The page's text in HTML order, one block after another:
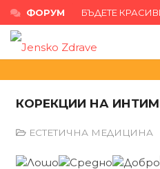
ФОРУМ БЪДЕТЕ
КОРЕКЦИИ НА
ЕСТЕТИЧНА МЕДИЦИНА